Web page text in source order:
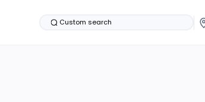
Custom search